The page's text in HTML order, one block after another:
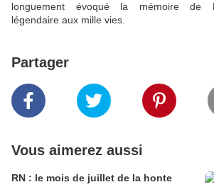
longuement évoqué la mémoire de
légendaire aux mille vies.
Partager
Vous aimerez aussi
RN : le mois de juillet de la honte